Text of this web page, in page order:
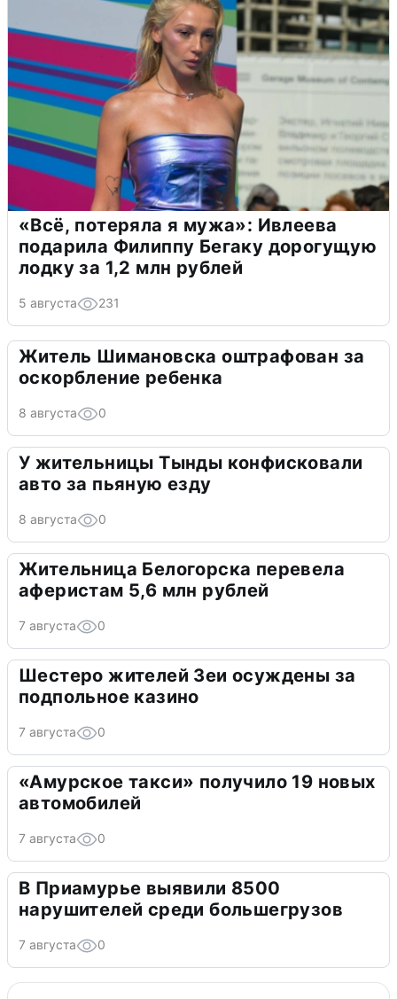
«Всё, потеряла я мужа»: Ивлеева
подарила Филиппу Бегаку дорогущую
лодку за 1,2 млн рублей
5 августа 231
Житель Шимановска оштрафован за
оскорбление ребенка
8 августа 0
У жительницы Тынды конфисковали
авто за пьяную езду
8 августа 0
Жительница Белогорска перевела
аферистам 5,6 млн рублей
7 августа 0
Шестеро жителей Зеи осуждены за
подпольное казино
7 августа 0
«Амурское такси» получило 19 новых
автомобилей
7 августа 0
В Приамурье выявили 8500
нарушителей среди большегрузов
7 августа 0